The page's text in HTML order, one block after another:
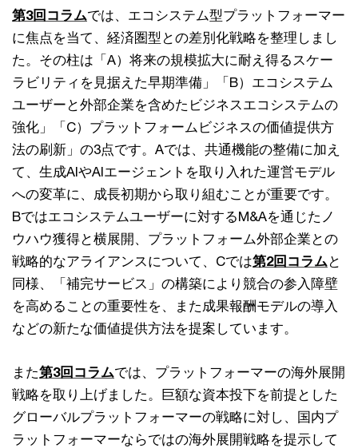
第3回コラムでは、エコシステム型プラットフォーマー
に焦点を当て、経済圏型との差別化戦略を整理しまし
た。その柱は「A）将来の規模拡大に耐え得るスケー
ラビリティを見据えた早期準備」「B）エコシステム
ユーザーと外部企業を含めたビジネスエコシステムの
強化」「C）プラットフォームビジネスの価値提供方
法の刷新」の3点です。Aでは、共通機能の整備に加え
て、生成AIやAIエージェントを取り入れた運営モデル
への変革に、成長初期から取り組むことが重要です。
Bではエコシステムユーザーに対するM&Aを通じたノ
ウハウ獲得と横展開、プラットフォーム外部企業との
戦略的なアライアンスについて、Cでは第2回コラム と
同様、「補完サービス」の構築により競合の参入障壁
を高めることの重要性を、また成果報酬モデルの導入
などの新たな価値提供方法を提案しています。
また第3回コラムでは、プラットフォーマーの海外展開
戦略を取り上げました。巨額な資本投下を前提とした
グローバルプラットフォーマーの戦略に対し、国内プ
ラットフォーマーならではの海外展開戦略を提示して